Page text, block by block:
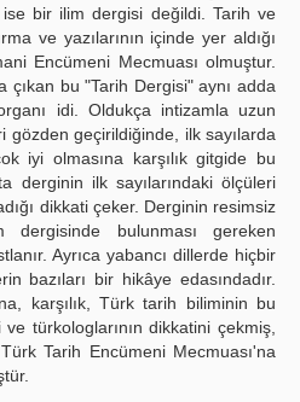
bir ilim dergisi değildi. Tarih ve
ve yazılarının içinde yer aldığı
Encümeni Mecmuası olmuştur.
çıkan bu "Tarih Dergisi" aynı adda
idi. Oldukça intizamla uzun
gözden geçirildiğinde, ilk sayılarda
iyi olmasına karşılık gitgide bu
derginin ilk sayılarındaki ölçüleri
dikkati çeker. Derginin resimsiz
bulunması gereken
Ayrıca yabancı dillerde hiçbir
bazıları bir hikâye edasındadır.
karşılık, Türk tarih biliminin bu
türkologlarının dikkatini çekmiş,
Tarih Encümeni Mecmuası'na